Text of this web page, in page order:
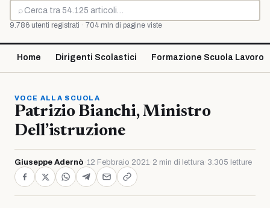
⌕
Cerca
9.786 utenti registrati · 704 mln di pagine viste
Home Dirigenti Scolastici Formazione Scuola Lavoro
VOCE ALLA SCUOLA
Patrizio Bianchi, Ministro
Dell’istruzione
Giuseppe Adernò ·12 Febbraio 2021· 2 min di lettura· 3.305 letture